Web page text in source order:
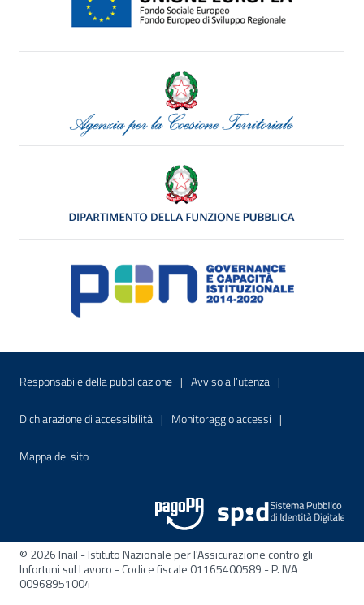
Menu di servizio
Responsabile della pubblicazione Sito interno - Apre in una nuova
Avviso all’utenza Sito interno -
Dichiarazione di accessibilità Sito interno - Apre in una nuova finestra
Monitoraggio accessi Sito interno -
Mappa del sitoSito interno - Apre nella stessa finestra
© 2026 Inail - Istituto Nazionale per l'Assicurazione contro gli
Infortuni sul Lavoro - Codice fiscale 01165400589 - P. IVA
00968951004